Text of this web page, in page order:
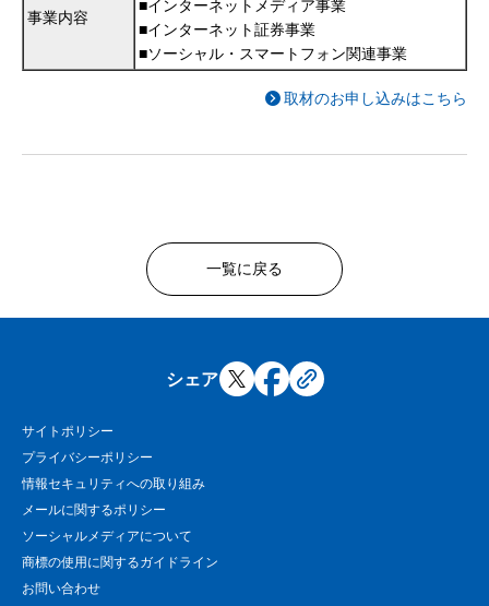
事業内容
■インターネットメディア事業
■インターネット証券事業
■ソーシャル・スマートフォン関連事業
取材のお申し込みはこちら
一覧に戻る
シェア
サイトポリシー
プライバシーポリシー
情報セキュリティへの取り組み
メールに関するポリシー
ソーシャルメディアについて
商標の使用に関するガイドライン
お問い合わせ